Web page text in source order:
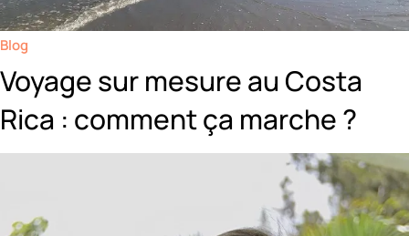
Blog
Voyage sur mesure au Costa
Rica : comment ça marche ?